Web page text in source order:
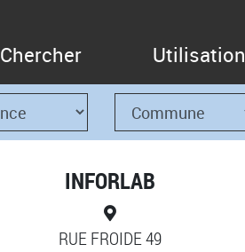
Chercher Utilisation
INFORLAB
RUE FROIDE 49